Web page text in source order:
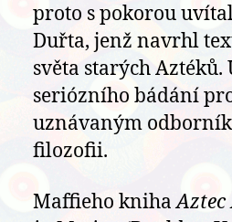
proto s pokorou
Duřta, jenž navrhl
světa starých
seriózního bádání
uznávaným
filozofii.
Maffieho knihaAztec